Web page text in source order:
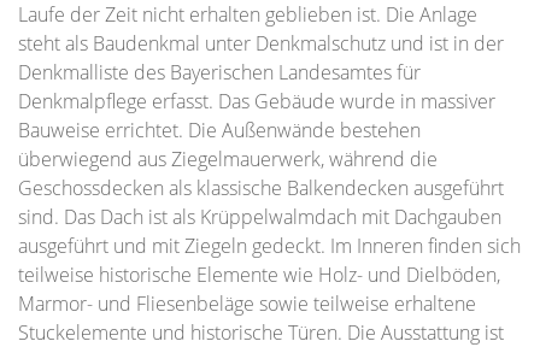
Laufe der Zeit nicht erhalten geblieben ist. Die Anlage
steht als Baudenkmal unter Denkmalschutz und ist in der
Denkmalliste des Bayerischen Landesamtes für
Denkmalpflege erfasst. Das Gebäude wurde in massiver
Bauweise errichtet. Die Außenwände bestehen
überwiegend aus Ziegelmauerwerk, während die
Geschossdecken als klassische Balkendecken ausgeführt
sind. Das Dach ist als Krüppelwalmdach mit Dachgauben
ausgeführt und mit Ziegeln gedeckt. Im Inneren finden sich
teilweise historische Elemente wie Holz- und Dielböden,
Marmor- und Fliesenbeläge sowie teilweise erhaltene
Stuckelemente und historische Türen. Die Ausstattung ist